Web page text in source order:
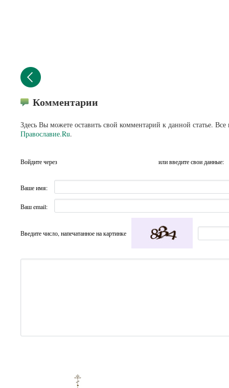
Комментарии
Здесь Вы можете оставить свой комментарий к данной статье.
Православие.Ru.
Войдите через или введите свои данные:
Ваше имя:
Ваш email:
Введите число, напечатанное на картинке